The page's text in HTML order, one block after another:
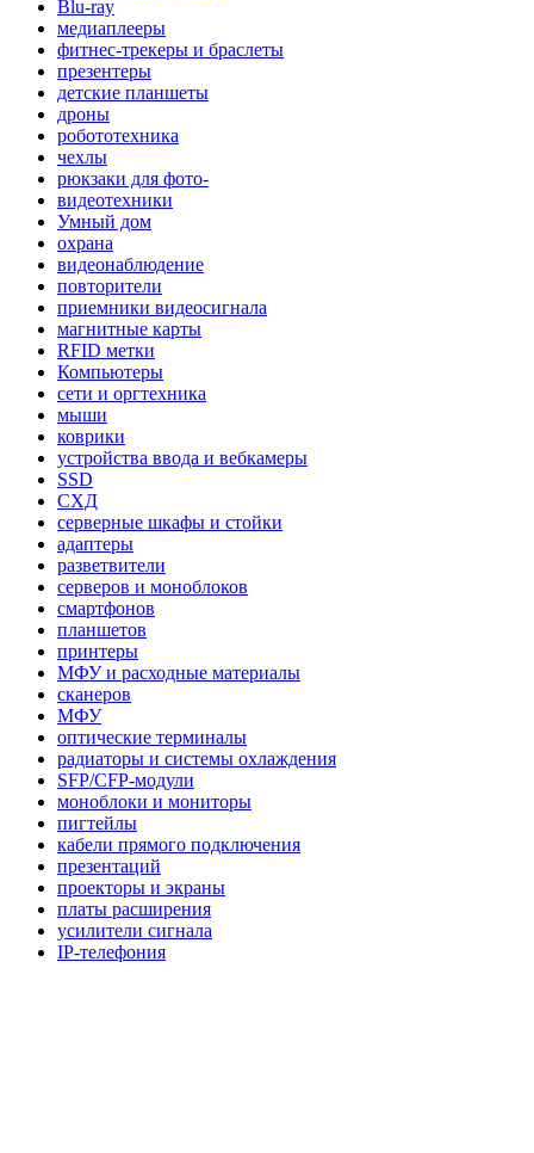
Blu-ray
медиаплееры
фитнес-трекеры и браслеты
презентеры
детские планшеты
дроны
робототехника
чехлы
рюкзаки для фото-
видеотехники
Умный дом
охрана
видеонаблюдение
повторители
приемники видеосигнала
магнитные карты
RFID метки
Компьютеры
сети и оргтехника
мыши
коврики
устройства ввода и вебкамеры
SSD
СХД
серверные шкафы и стойки
адаптеры
разветвители
серверов и моноблоков
смартфонов
планшетов
принтеры
МФУ и расходные материалы
сканеров
МФУ
оптические терминалы
радиаторы и системы охлаждения
SFP/CFP-модули
моноблоки и мониторы
пигтейлы
кабели прямого подключения
презентаций
проекторы и экраны
платы расширения
усилители сигнала
IP-телефония